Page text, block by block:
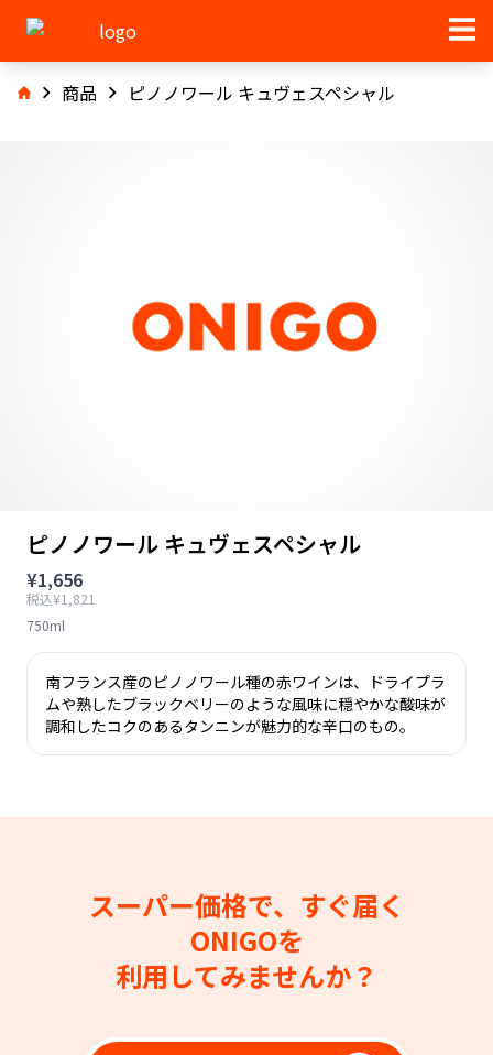
商品 ピノノワール キュヴェスペシャル
ピノノワール キュヴェスペシャル
¥1,656
税込¥1,821
750ml
南フランス産のピノノワール種の赤ワインは、ドライプラ
ムや熟したブラックベリーのような風味に穏やかな酸味が
調和したコクのあるタンニンが魅力的な辛口のもの。
スーパー価格で、すぐ届く
ONIGOを
利用してみませんか？